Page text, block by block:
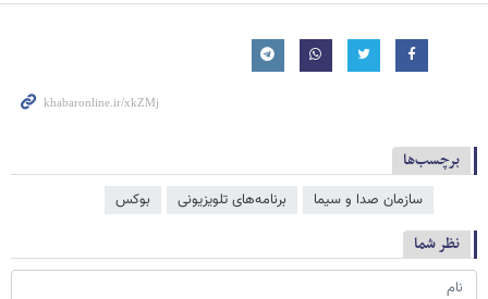
برچسب‌ها
سازمان صدا و سیما برنامه‌های تلویزیونی بوکس
نظر شما